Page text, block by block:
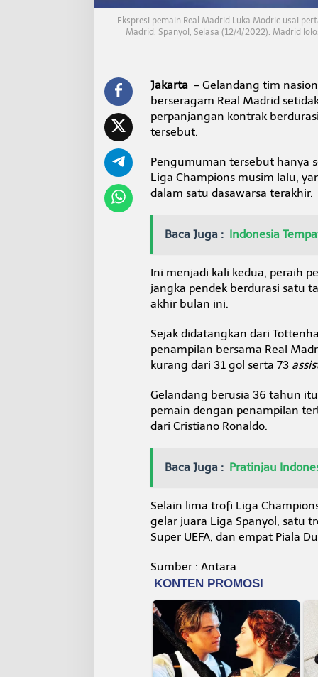
h
i
a
0
2
Ekspresi pemain Real Madrid Luka Modric usai
Madrid, Spanyol, Selasa (12/4/2022). Madrid
Jakarta – Gelandang tim
berseragam Real Madrid
perpanjangan kontrak
tersebut.
Pengumuman tersebut hanya
Liga Champions musim lalu,
dalam satu dasawarsa terakhir.
Baca Juga : Indonesia
Ini menjadi kali kedua, peraih
jangka pendek berdurasi satu
akhir bulan ini.
Sejak didatangkan dari
penampilan bersama Real
kurang dari 31 gol serta 73
Gelandang berusia 36 tahun
pemain dengan penampilan
dari Cristiano Ronaldo.
Baca Juga : Pratinjau
Selain lima trofi Liga
gelar juara Liga Spanyol, satu
Super UEFA, dan empat Piala
Sumber : Antara